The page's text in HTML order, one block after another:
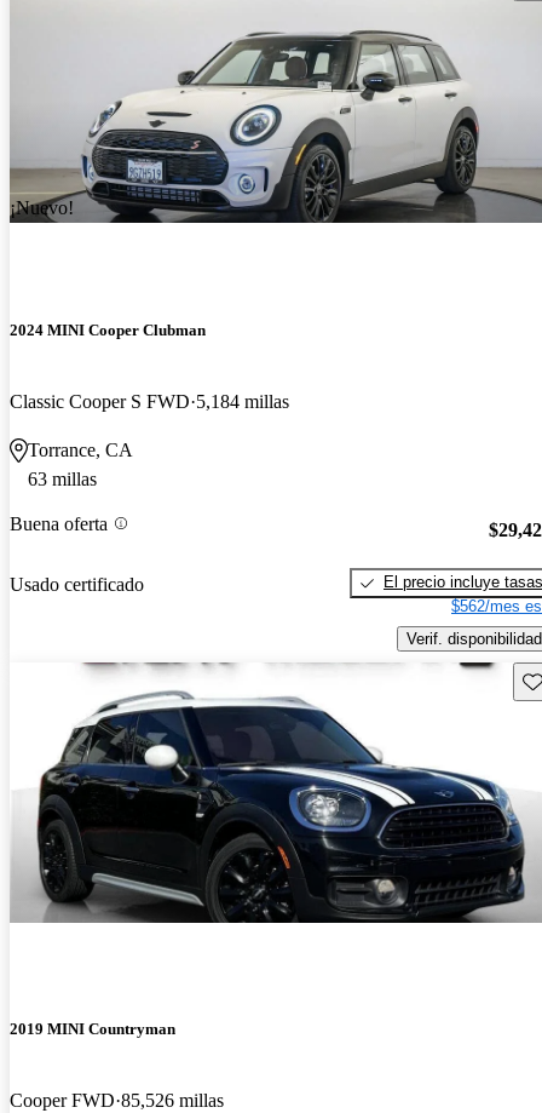
¡Nuevo!
2024 MINI Cooper Clubman
Classic Cooper S FWD 5,184 millas
Torrance, CA
63 millas
Buena oferta
Usado certificado
El precio incluye tasas
$562/mes
Verif. disponibilidad
2019 MINI Countryman
Cooper FWD 85,526 millas